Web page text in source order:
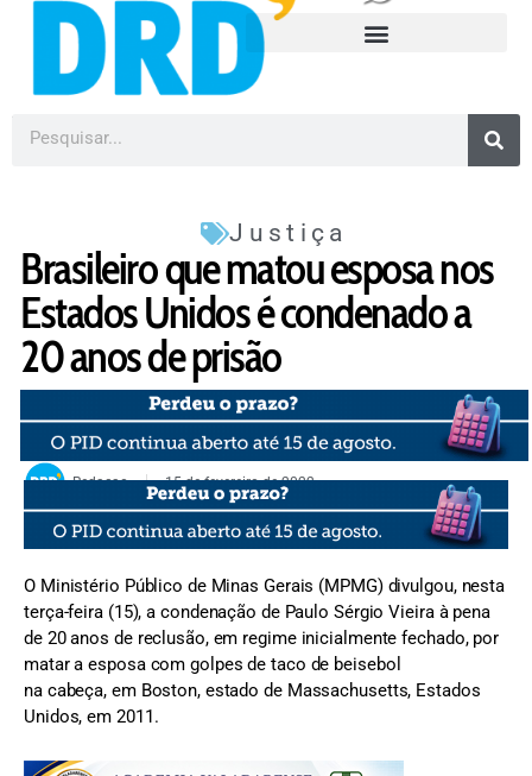
Justiça
Brasileiro que matou esposa nos
Estados Unidos é condenado a
20 anos de prisão
Redacao 15 de fevereiro de 2022
O Ministério Público de Minas Gerais (MPMG) divulgou, nesta
terça-feira (15), a condenação de Paulo Sérgio Vieira à pena
de 20 anos de reclusão, em regime inicialmente fechado, por
matar a esposa com golpes de taco de beisebol
na cabeça, em Boston, estado de Massachusetts, Estados
Unidos, em 2011.